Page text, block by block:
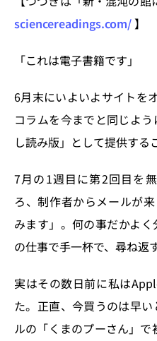
sciencereadings.com/】
「これは電子書籍です」
6月末にいよいよサイトを
コラムを今までと同じよ
し読み版」として提供する
7月の1週目に第2回目を
ろ、制作者からメールが
みます」。何の事だかよ
の仕事で手一杯で、尋ね返
実はその数日前に私は
た。正直、今買うのは早
ルの「くまのプーさん」